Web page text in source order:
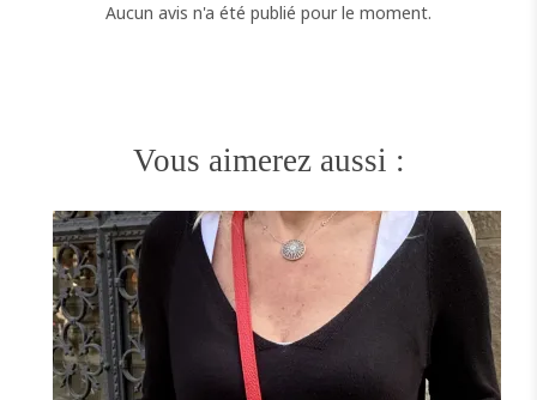
NOIR MARINEBORDEAUX
CAMEL
F
TAUPE
FONCÉ
+7
J'ajoute à mon panier !
Aucun avis n'a été publié pour le moment.
Vous aimerez aussi :